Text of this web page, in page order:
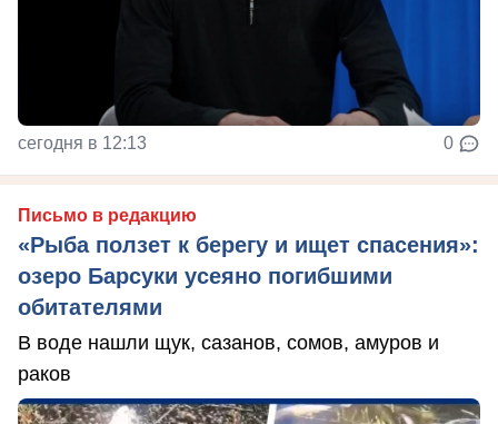
сегодня в 12:13 0
Письмо в редакцию
«Рыба ползет к берегу и ищет спасения»:
озеро Барсуки усеяно погибшими
обитателями
В воде нашли щук, сазанов, сомов, амуров и
раков